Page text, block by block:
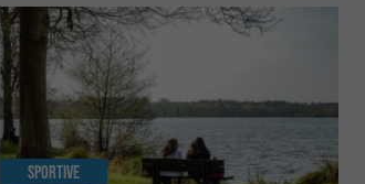
Sportive